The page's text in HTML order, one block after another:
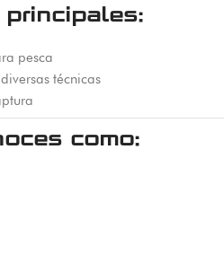
pesca
técnicas
como: